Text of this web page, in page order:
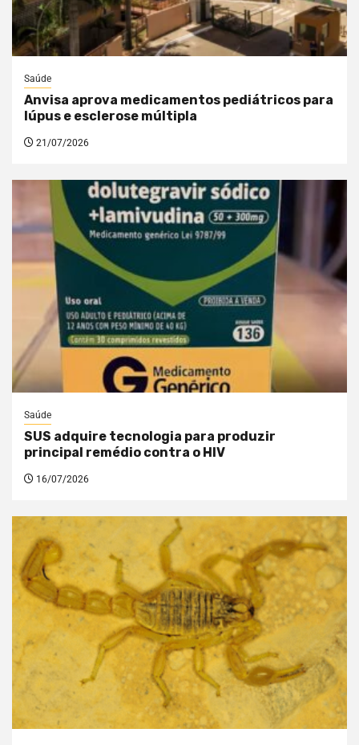
Saúde
Anvisa aprova medicamentos pediátricos para
lúpus e esclerose múltipla
21/07/2026
Saúde
SUS adquire tecnologia para produzir
principal remédio contra o HIV
16/07/2026